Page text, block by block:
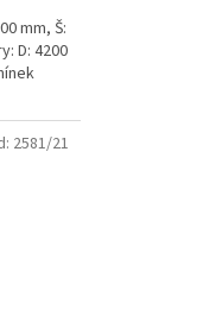
mm, Š:
D: 4200
2581/21